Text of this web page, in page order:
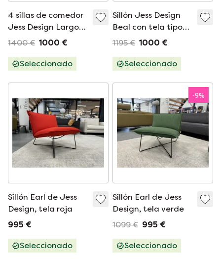
4 sillas de comedor
Jess Design Largo
de tela marrón
1400 € 1000 €
Seleccionado
Sillón Jess Design
Beal con tela tipo
puf
1195 € 1000 €
Seleccionado
Sillón Earl de Jess
Design, tela roja
995 €
Seleccionado
-9%
Sillón Earl de Jess
Design, tela verde
1099 € 995 €
Seleccionado